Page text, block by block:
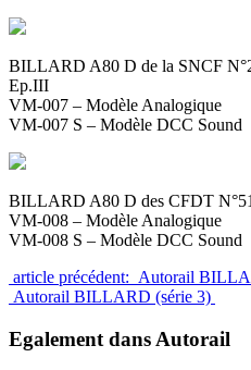
BILLARD A80 D de la SNCF
Ep.III
VM-007 – Modèle Analogique
VM-007 S – Modèle DCC Sound
BILLARD A80 D des CFDT
VM-008 – Modèle Analogique
VM-008 S – Modèle DCC Sound
article précédent: Autorail
Autorail BILLARD (série 3)
Egalement dans Autorail